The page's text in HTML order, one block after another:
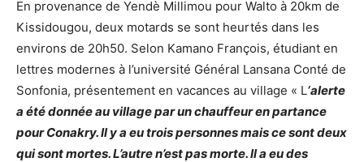
En provenance de Yendè Millimou pour Walto à 20km de
Kissidougou, deux motards se sont heurtés dans les
environs de 20h50. Selon Kamano François, étudiant en
lettres modernes à l’université Général Lansana Conté de
Sonfonia, présentement en vacances au village « L‘alerte
a été donnée au village par un chauffeur en partance
pour Conakry. Il y a eu trois personnes mais ce sont deux
qui sont mortes. L’autre n’est pas morte. Il a eu des